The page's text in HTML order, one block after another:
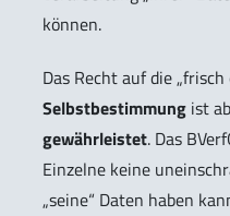
können.
Das Recht auf die
Selbstbestimmung ist
gewährleistet. Das
Einzelne keine
„seine“ Daten haben